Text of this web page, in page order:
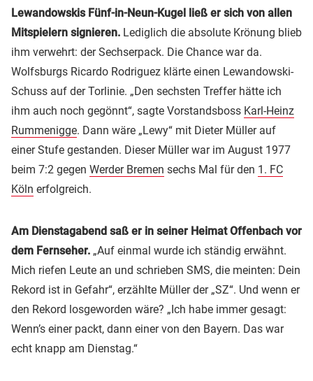
Lewandowskis Fünf-in-Neun-Kugel ließ er sich von allen
Mitspielern signieren. Lediglich die absolute Krönung blieb
ihm verwehrt: der Sechserpack. Die Chance war da.
Wolfsburgs Ricardo Rodriguez klärte einen Lewandowski-
Schuss auf der Torlinie. „Den sechsten Treffer hätte ich
ihm auch noch gegönnt“, sagte Vorstandsboss Karl-Heinz
Rummenigge. Dann wäre „Lewy“ mit Dieter Müller auf
einer Stufe gestanden. Dieser Müller war im August 1977
beim 7:2 gegen Werder Bremen sechs Mal für den 1. FC
Köln erfolgreich.
Am Dienstagabend saß er in seiner Heimat Offenbach vor
dem Fernseher. „Auf einmal wurde ich ständig erwähnt.
Mich riefen Leute an und schrieben SMS, die meinten: Dein
Rekord ist in Gefahr“, erzählte Müller der „SZ“. Und wenn er
den Rekord losgeworden wäre? „Ich habe immer gesagt:
Wenn’s einer packt, dann einer von den Bayern. Das war
echt knapp am Dienstag.“